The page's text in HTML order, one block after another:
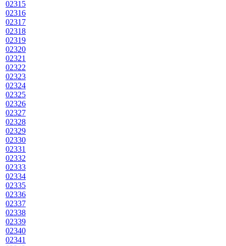
02315
02316
02317
02318
02319
02320
02321
02322
02323
02324
02325
02326
02327
02328
02329
02330
02331
02332
02333
02334
02335
02336
02337
02338
02339
02340
02341